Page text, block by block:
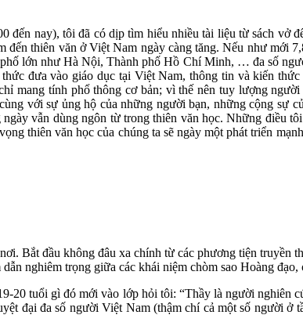
nay), tôi đã có dịp tìm hiểu nhiều tài liệu từ sách vở
thiên văn ở Việt Nam ngày càng tăng. Nếu như mới
lớn như Hà Nội, Thành phố Hồ Chí Minh, … đa số
đưa vào giáo dục tại Việt Nam, thông tin và kiến
mang tính phổ thông cơ bản; vì thế nên tuy lượng
với sự ủng hộ của những người bạn, những cộng sự
vẫn dùng ngôn từ trong thiên văn học. Những điều
thiên văn học của chúng ta sẽ ngày một phát triển
Bắt đầu không đâu xa chính từ các phương tiện truyền
nghiêm trọng giữa các khái niệm chòm sao Hoàng đạo,
tuổi gì đó mới vào lớp hỏi tôi: “Thầy là người nghiên
đại đa số người Việt Nam (thậm chí cả một số người ở